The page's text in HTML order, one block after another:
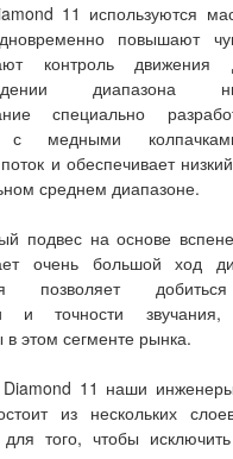
11 используются
повышают
контроль
диапазона
специально
с медными
и обеспечивает
среднем диапазоне.
подвес на основе
очень большой ход
позволяет
и точности
в этом сегменте рынка.
11 наши
из нескольких
для того, чтобы